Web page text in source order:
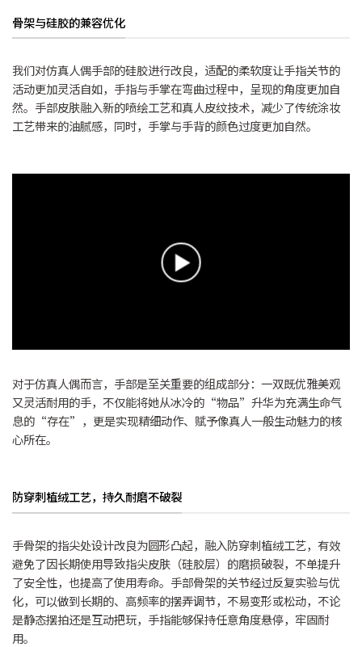
骨架与硅胶的兼容优化
我们对仿真人偶手部的硅胶进行改良，适配的柔软度让手指关节的
活动更加灵活自如，手指与手掌在弯曲过程中，呈现的角度更加自
然。手部皮肤融入新的喷绘工艺和真人皮纹技术，减少了传统涂妆
工艺带来的油腻感，同时，手掌与手背的颜色过度更加自然。
对于仿真人偶而言，手部是至关重要的组成部分：一双既优雅美观
又灵活耐用的手，不仅能将她从冰冷的“物品”升华为充满生命气
息的“存在”，更是实现精细动作、赋予像真人一般生动魅力的核
心所在。
防穿刺植绒工艺，持久耐磨不破裂
手骨架的指尖处设计改良为圆形凸起，融入防穿刺植绒工艺，有效
避免了因长期使用导致指尖皮肤（硅胶层）的磨损破裂，不单提升
了安全性，也提高了使用寿命。手部骨架的关节经过反复实验与优
化，可以做到长期的、高频率的摆弄调节，不易变形或松动，不论
是静态摆拍还是互动把玩，手指能够保持任意角度悬停，牢固耐
用。